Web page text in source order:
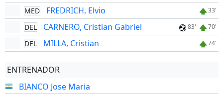
MED FREDRICH, Elvio 33'
DEL CARNERO, Cristian Gabriel 83' 70'
DEL MILLA, Cristian 74'
ENTRENADOR
BIANCO Jose Maria